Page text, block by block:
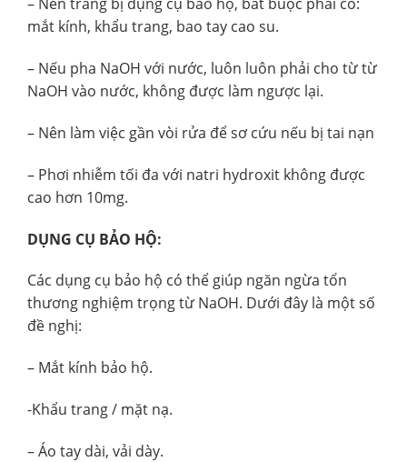
– Nên trang bị dụng cụ bảo hộ, bắt buộc phải có:
mắt kính, khẩu trang, bao tay cao su.
– Nếu pha NaOH với nước, luôn luôn phải cho từ từ
NaOH vào nước, không được làm ngược lại.
– Nên làm việc gần vòi rửa để sơ cứu nếu bị tai nạn
– Phơi nhiễm tối đa với natri hydroxit không được
cao hơn 10mg.
DỤNG CỤ BẢO HỘ:
Các dụng cụ bảo hộ có thể giúp ngăn ngừa tổn
thương nghiệm trọng từ NaOH. Dưới đây là một số
đề nghị:
– Mắt kính bảo hộ.
-Khẩu trang / mặt nạ.
– Áo tay dài, vải dày.